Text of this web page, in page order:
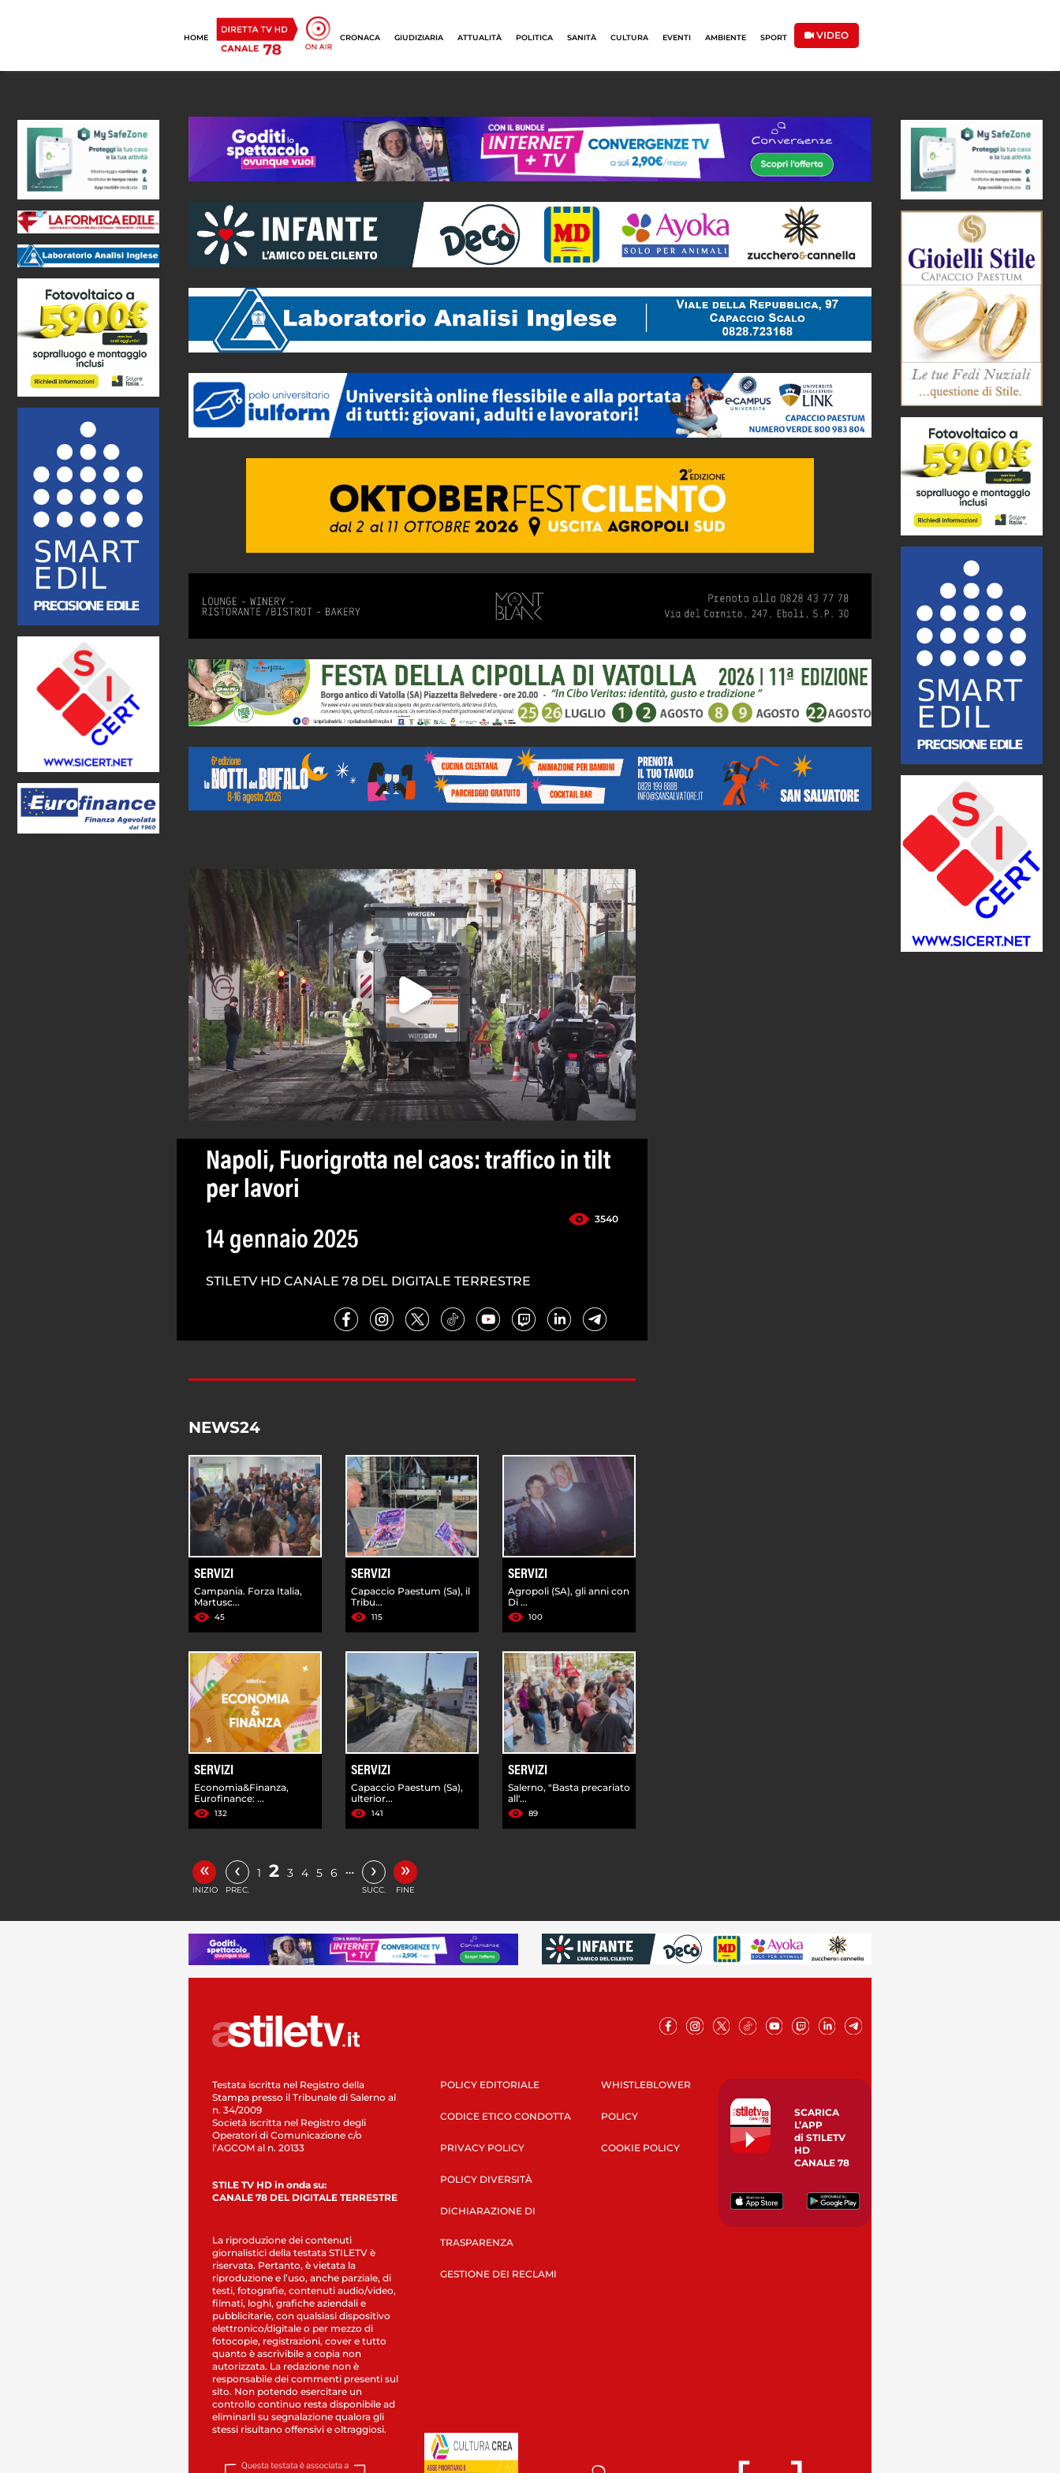
HOME CRONACA GIUDIZIARIA ATTUALITÀ POLITICA SANITÀ CULTURA EVENTI AMBIENTE SPORT VIDEO
Napoli, Fuorigrotta nel caos: traffico in tilt
per lavori
3540
14 gennaio 2025
STILETV HD CANALE 78 DEL DIGITALE TERRESTRE
NEWS24
SERVIZI
Campania. Forza Italia,
Martusc...
45
SERVIZI
Capaccio Paestum (Sa), il
Tribu...
115
SERVIZI
Agropoli (SA), gli anni con
Di ...
100
SERVIZI
Economia&Finanza,
Eurofinance: ...
132
SERVIZI
Capaccio Paestum (Sa),
ulterior...
141
SERVIZI
Salerno, "Basta precariato
all'...
89
«
INIZIO
‹
PREC.
1 2 3 4 5 6 … ›
SUCC.
»
FINE
Testata iscritta nel Registro della
Stampa presso il Tribunale di Salerno al
n. 34/2009
Società iscritta nel Registro degli
Operatori di Comunicazione c/o
l’AGCOM al n. 20133
STILE TV HD in onda su:
CANALE 78 DEL DIGITALE TERRESTRE
La riproduzione dei contenuti
giornalistici della testata STILETV è
riservata. Pertanto, è vietata la
riproduzione e l’uso, anche parziale, di
testi, fotografie, contenuti audio/video,
filmati, loghi, grafiche aziendali e
pubblicitarie, con qualsiasi dispositivo
elettronico/digitale o per mezzo di
fotocopie, registrazioni, cover e tutto
quanto è ascrivibile a copia non
autorizzata. La redazione non è
responsabile dei commenti presenti sul
sito. Non potendo esercitare un
controllo continuo resta disponibile ad
eliminarli su segnalazione qualora gli
stessi risultano offensivi e oltraggiosi.
POLICY EDITORIALE
CODICE ETICO CONDOTTA
PRIVACY POLICY
POLICY DIVERSITÀ
DICHIARAZIONE DI
TRASPARENZA
GESTIONE DEI RECLAMI
WHISTLEBLOWER
POLICY
COOKIE POLICY
SCARICA
L’APP
di STILETV
HD
CANALE 78